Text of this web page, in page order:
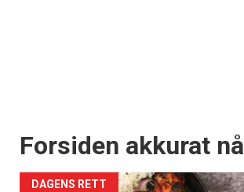
Forsiden akkurat nå
DAGENS RETT